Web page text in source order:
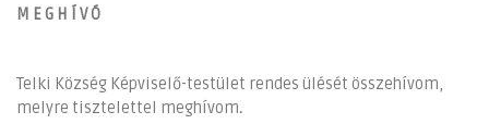
M E G H Í V Ó
Telki Község Képviselő-testület rendes ülését összehívom,
melyre tisztelettel meghívom.